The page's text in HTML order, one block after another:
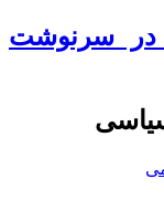
در سرنوشت